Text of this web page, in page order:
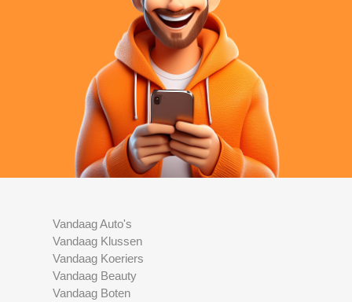
Vandaag Auto's
Vandaag Klussen
Vandaag Koeriers
Vandaag Beauty
Vandaag Boten